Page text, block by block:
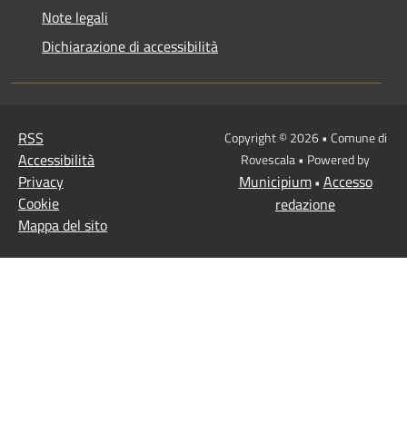
Note legali
Dichiarazione di accessibilità
RSS
Accessibilità
Privacy
Cookie
Mappa del sito
Copyright © 2026 • Comune di
Rovescala • Powered by
Municipium• Accesso
redazione